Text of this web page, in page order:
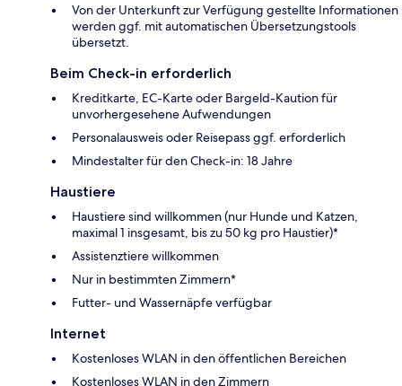
Von der Unterkunft zur Verfügung gestellte Informationen
werden ggf. mit automatischen Übersetzungstools
übersetzt.
Beim Check-in erforderlich
Kreditkarte, EC-Karte oder Bargeld-Kaution für
unvorhergesehene Aufwendungen
Personalausweis oder Reisepass ggf. erforderlich
Mindestalter für den Check-in: 18 Jahre
Haustiere
Haustiere sind willkommen (nur Hunde und Katzen,
maximal 1 insgesamt, bis zu 50 kg pro Haustier)*
Assistenztiere willkommen
Nur in bestimmten Zimmern*
Futter- und Wassernäpfe verfügbar
Internet
Kostenloses WLAN in den öffentlichen Bereichen
Kostenloses WLAN in den Zimmern